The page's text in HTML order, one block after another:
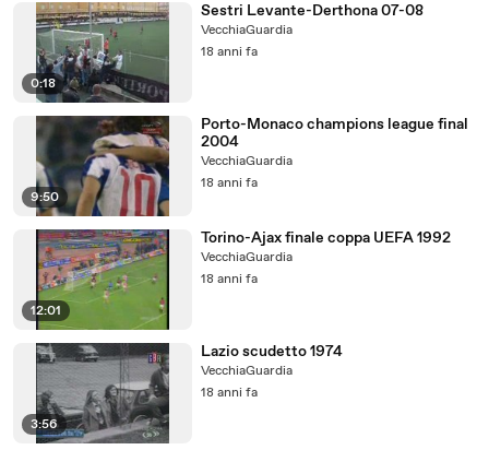
0:18
Sestri Levante-Derthona 07-08
VecchiaGuardia
18 anni fa
9:50
Porto-Monaco champions league final
2004
VecchiaGuardia
18 anni fa
12:01
Torino-Ajax finale coppa UEFA 1992
VecchiaGuardia
18 anni fa
3:56
Lazio scudetto 1974
VecchiaGuardia
18 anni fa